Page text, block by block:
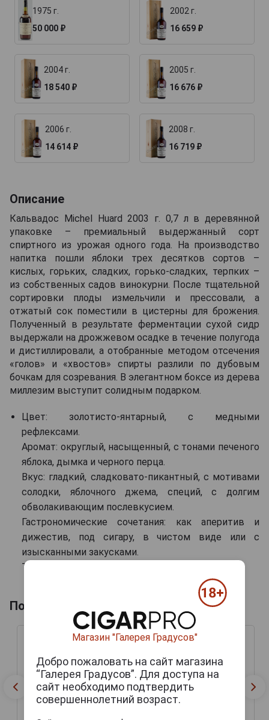
1975 г.
50 000 ₽
2002 г.
16 659 ₽
2004 г.
18 540 ₽
2005 г.
16 676 ₽
2006 г.
14 614 ₽
2008 г.
16 719 ₽
Описание
Кальвадос Michel Huard 2003 г. 0,7 л в деревянной
упаковке – премиальный выдержанный сорт
спиртного из урожая одного года. На производство
напитка пошли яблоки трех десятков сортов –
кислых, горьких, сладких, горько-сладких, терпких –
из собственных садов винокурни. После тщательной
сортировки плоды измельчили и прессовали, а
отжатый сок поместили в цистерны для брожения.
Полученный в результате ферментации сухой сидр
выдержали на дрожжевом осадке в течение полугода
и дистиллировали, а отобранные методом отсечения
«голов» и «хвостов» спирты разлили по дубовым
бочкам для созревания. В элегантном боксе из дерева
миллезим выступит солидным подарком.
Цвет: золотисто-янтарный, с медными
рефлексами.
Аромат: округлый, насыщенный, с тонами печеного
яблока, дымка и черного перца.
Вкус: гладкий, сладковато-пикантный, с мотивами
солодки, яблочного джема, специй, с долгим
обволакивающим послевкусием.
Гастрономические сочетания: как аперитив и
дижестив, под сигару, в чистом виде или с
изысканными закусками.
Температура подачи: 18-20 °С.
Похожие товары по выдержке лет
Магазин "Галерея Градусов"
Добро пожаловать на сайт магазина
“Галерея Градусов”. Для доступа на
сайт необходимо подтвердить
совершеннолетний возраст.